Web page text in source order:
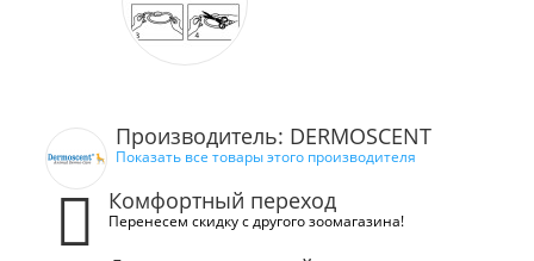
Производитель: DERMOSCENT
Показать все товары этого производителя
Комфортный переход
Перенесем скидку с другого зоомагазина!